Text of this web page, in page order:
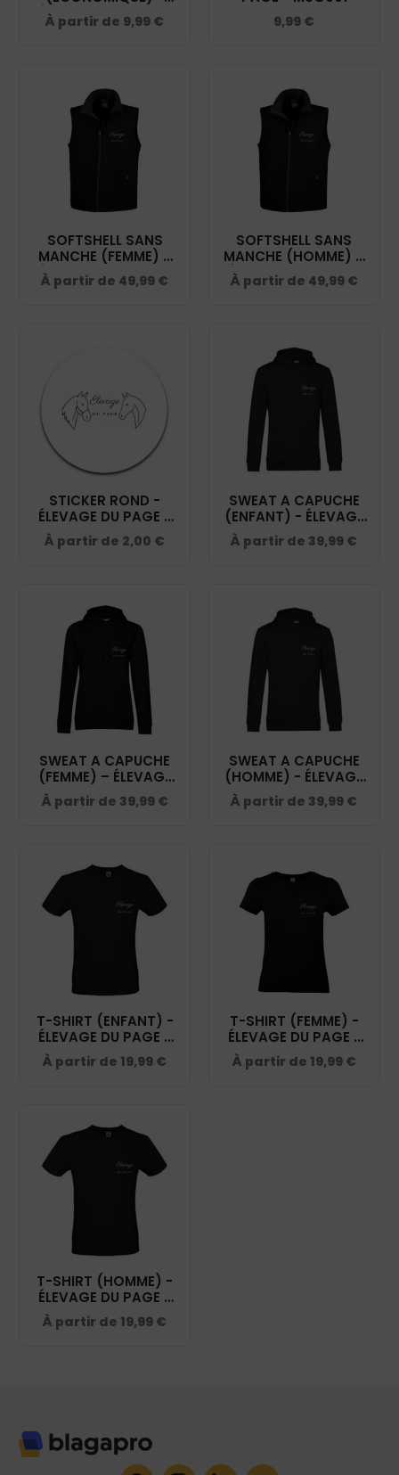
ÉLEVAGE DU PAGE -
NOIR - RC080
À partir de 9,99 € 9,99 €
SOFTSHELL SANS
MANCHE (FEMME) –
ÉLEVAGE DU PAGE -
NOIR - R232F
À partir de 49,99 €
SOFTSHELL SANS
MANCHE (HOMME) –
ÉLEVAGE DU PAGE -
NOIR - RS232
À partir de 49,99 €
STICKER ROND -
ÉLEVAGE DU PAGE -
STI001
À partir de 2,00 €
SWEAT A CAPUCHE
(ENFANT) - ÉLEVAGE
DU PAGE - NOIR -
K477
À partir de 39,99 €
SWEAT A CAPUCHE
(FEMME) – ÉLEVAGE
DU PAGE - NOIR -
BCW34B
À partir de 39,99 €
SWEAT A CAPUCHE
(HOMME) - ÉLEVAGE
DU PAGE - NOIR -
BCU33B
À partir de 39,99 €
T-SHIRT (ENFANT) -
ÉLEVAGE DU PAGE -
NOIR - BC03TK
À partir de 19,99 €
T-SHIRT (FEMME) -
ÉLEVAGE DU PAGE -
NOIR - BC04T
À partir de 19,99 €
T-SHIRT (HOMME) -
ÉLEVAGE DU PAGE -
NOIR - BC03T
À partir de 19,99 €